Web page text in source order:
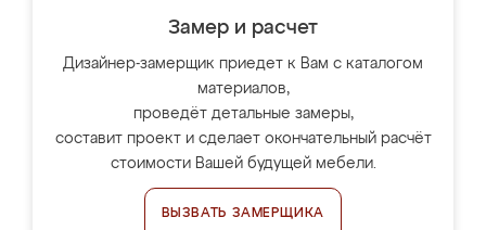
Замер и расчет
Дизайнер-замерщик приедет к Вам с каталогом
материалов,
проведёт детальные замеры,
составит проект и сделает окончательный расчёт
стоимости Вашей будущей мебели.
ВЫЗВАТЬ ЗАМЕРЩИКА